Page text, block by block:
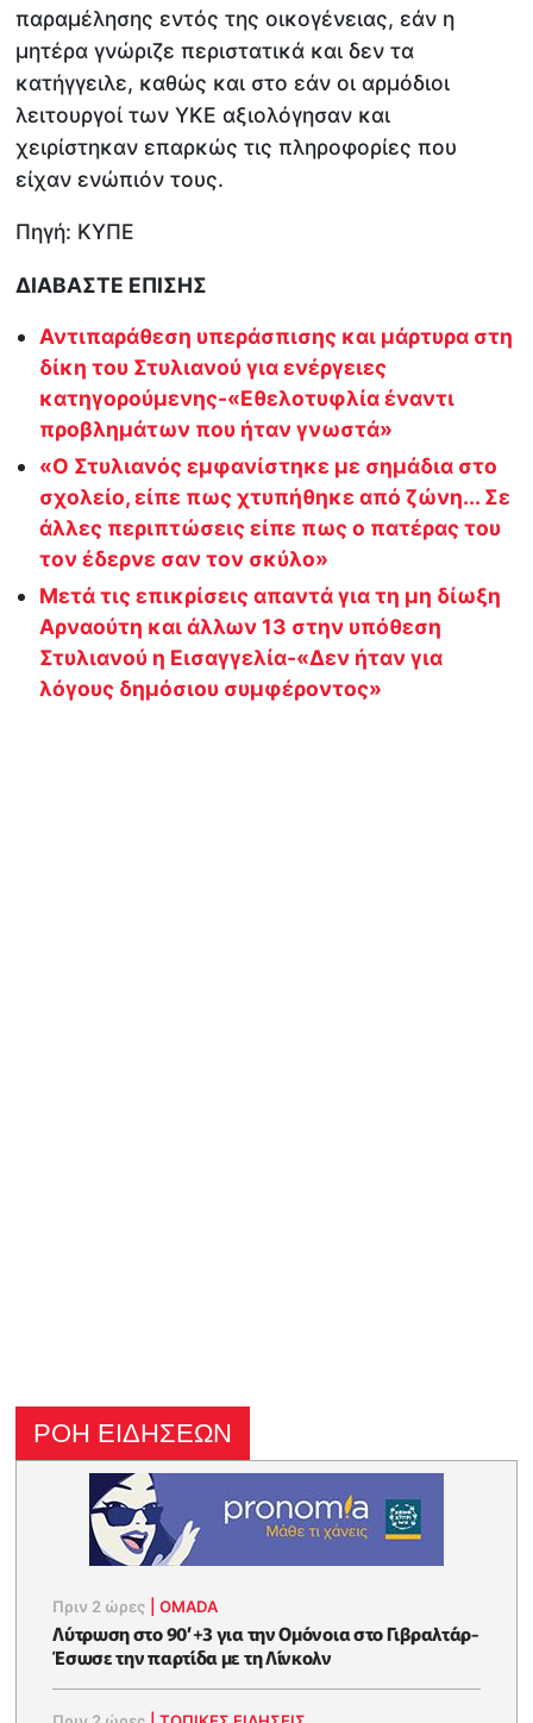
παραμέλησης εντός της οικογένειας, εάν η
μητέρα γνώριζε περιστατικά και δεν τα
κατήγγειλε, καθώς και στο εάν οι αρμόδιοι
λειτουργοί των ΥΚΕ αξιολόγησαν και
χειρίστηκαν επαρκώς τις πληροφορίες που
είχαν ενώπιόν τους.
Πηγή: KYΠΕ
ΔΙΑΒΑΣΤΕ ΕΠΙΣΗΣ
Αντιπαράθεση υπεράσπισης και μάρτυρα στη
δίκη του Στυλιανού για ενέργειες
κατηγορούμενης-«Εθελοτυφλία έναντι
προβλημάτων που ήταν γνωστά»
«Ο Στυλιανός εμφανίστηκε με σημάδια στο
σχολείο, είπε πως χτυπήθηκε από ζώνη... Σε
άλλες περιπτώσεις είπε πως ο πατέρας του
τον έδερνε σαν τον σκύλο»
Μετά τις επικρίσεις απαντά για τη μη δίωξη
Αρναούτη και άλλων 13 στην υπόθεση
Στυλιανού η Εισαγγελία-«Δεν ήταν για
λόγους δημόσιου συμφέροντος»
ΡΟΗ ΕΙΔΗΣΕΩΝ
Πριν 2 ώρες |OMADA
Λύτρωση στο 90’+3 για την Ομόνοια στο Γιβραλτάρ-
Έσωσε την παρτίδα με τη Λίνκολν